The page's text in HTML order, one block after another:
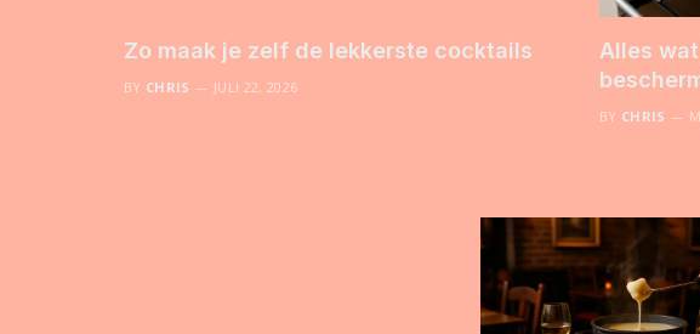
Zo maak je zelf de lekkerste cocktails
BY CHRIS JULI 22, 2026
Alles
BY CHRIS